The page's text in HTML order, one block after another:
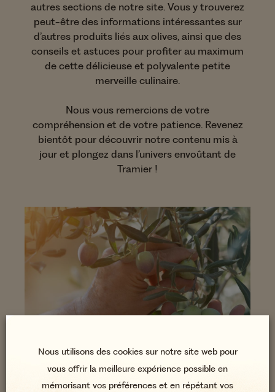
autres sections de notre site. Vous y trouverez
peut-être des informations intéressantes sur
d’autres produits liés aux olives, ainsi que des
conseils et astuces pour profiter au maximum
de cette délicieuse et polyvalente petite
merveille culinaire.
Nous vous remercions de votre
compréhension et de votre patience. Revenez
bientôt pour découvrir notre contenu mis à
jour et plongez dans l’univers envoûtant de
Tramier !
Nous utilisons des cookies sur notre site web pour
vous offrir la meilleure expérience possible en
mémorisant vos préférences et en répétant vos